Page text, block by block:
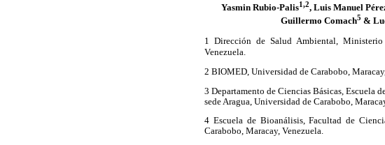
Yasmin Rubio-Palis1,2, Luis Manuel
Guillermo Comach5 &
1 Dirección de Salud Ambiental,
Venezuela.
2 BIOMED, Universidad de Carabobo,
3 Departamento de Ciencias Básicas, Escuela
sede Aragua, Universidad de Carabobo,
4 Escuela de Bioanálisis, Facultad de
Carabobo, Maracay, Venezuela.